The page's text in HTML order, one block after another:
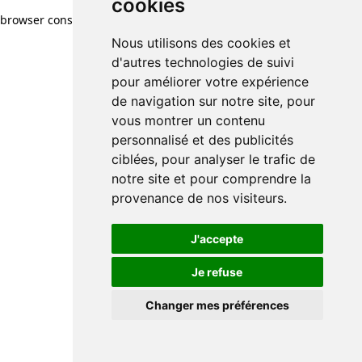
cookies
Nous utilisons des cookies et
d'autres technologies de suivi
pour améliorer votre expérience
de navigation sur notre site, pour
vous montrer un contenu
personnalisé et des publicités
ciblées, pour analyser le trafic de
notre site et pour comprendre la
provenance de nos visiteurs.
J'accepte
Je refuse
Changer mes préférences
browser console for more information)